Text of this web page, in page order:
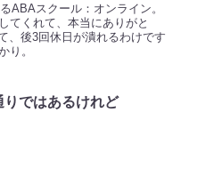
ABAスクール：オンライン。
てくれて、本当にありがと
、後3回休日が潰れるわけです
り。
りではあるけれど